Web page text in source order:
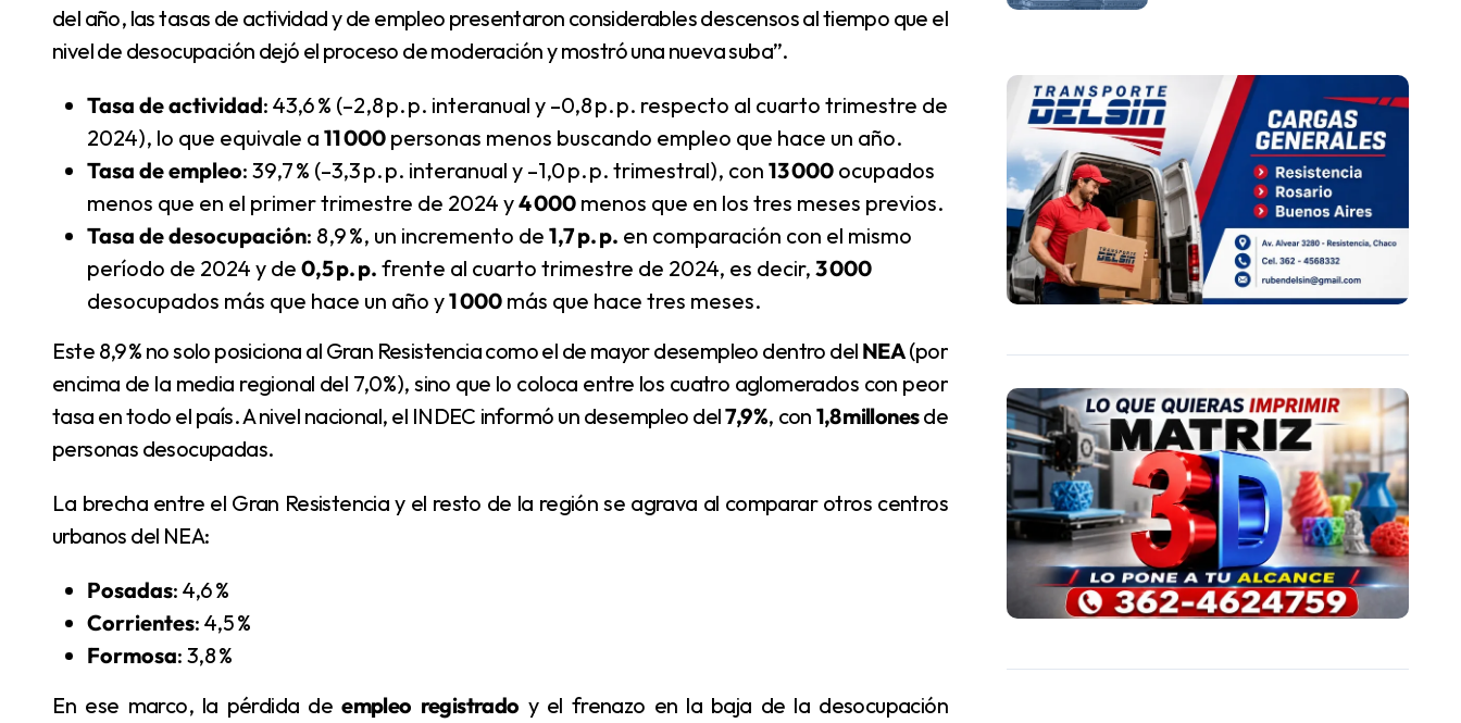
del año, las tasas de actividad y de empleo presentaron considerables descensos al tiempo que el
nivel de desocupación dejó el proceso de moderación y mostró una nueva suba”.
Tasa de actividad: 43,6 % (–2,8 p. p. interanual y –0,8 p. p. respecto al cuarto trimestre de
2024), lo que equivale a 11 000 personas menos buscando empleo que hace un año.
Tasa de empleo: 39,7 % (–3,3 p. p. interanual y –1,0 p. p. trimestral), con 13 000 ocupados
menos que en el primer trimestre de 2024 y4 000 menos que en los tres meses previos.
Tasa de desocupación: 8,9 %, un incremento de 1,7 p. p. en comparación con el mismo
período de 2024 y de 0,5 p. p. frente al cuarto trimestre de 2024, es decir, 3 000
desocupados más que hace un año y1 000 más que hace tres meses.
Este 8,9 % no solo posiciona al Gran Resistencia como el de mayor desempleo dentro del NEA(por
encima de la media regional del 7,0 %), sino que lo coloca entre los cuatro aglomerados con peor
tasa en todo el país. A nivel nacional, el INDEC informó un desempleo del7,9 %, con 1,8 millonesde
personas desocupadas.
La brecha entre el Gran Resistencia y el resto de la región se agrava al comparar otros centros
urbanos del NEA:
Posadas: 4,6 %
Corrientes: 4,5 %
Formosa: 3,8 %
En ese marco, la pérdida deempleo registrado y el frenazo en la baja de la desocupación